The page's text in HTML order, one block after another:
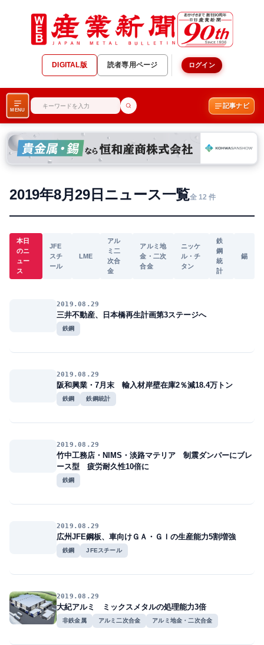
DIGITAL版 読者専用ページ ログイン
MENU
記事ナビ
2019年8月29日ニュース一覧全 12 件
本日
のニ
ュー
ス
JFE
スチ
ール
LME
アル
ミ二
次合
金
アルミ地
金・二次
合金
ニッケ
ル・チ
タン
鉄
鋼
統
計
錫
2019.08.29
三井不動産、日本橋再生計画第3ステージへ
鉄鋼
2019.08.29
阪和興業・7月末 輸入材岸壁在庫2％減18.4万トン
鉄鋼 鉄鋼統計
2019.08.29
竹中工務店・NIMS・淡路マテリア 制震ダンパーにブレ
ース型 疲労耐久性10倍に
鉄鋼
2019.08.29
広州JFE鋼板、車向けＧＡ・ＧＩの生産能力5割増強
鉄鋼 JFEスチール
2019.08.29
大紀アルミ ミックスメタルの処理能力3倍
非鉄金属 アルミ二次合金 アルミ地金・二次合金